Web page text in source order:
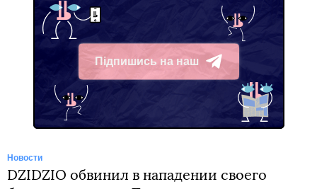
Підпишись на наш
Telegram
Новости
DZIDZIO обвинил в нападении своего